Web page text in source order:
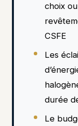
choix
CSFE
Les
durée
Le